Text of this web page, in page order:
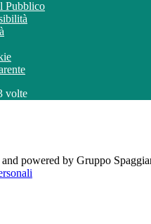
Pubblico
volte
powered by Gruppo